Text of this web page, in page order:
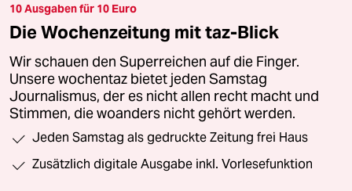
10 Ausgaben für 10 Euro
Die Wochenzeitung mit taz-Blick
Wir schauen den Superreichen auf die Finger.
Unsere wochentaz bietet jeden Samstag
Journalismus, der es nicht allen recht macht und
Stimmen, die woanders nicht gehört werden.
Jeden Samstag als gedruckte Zeitung frei Haus
Zusätzlich digitale Ausgabe inkl. Vorlesefunktion